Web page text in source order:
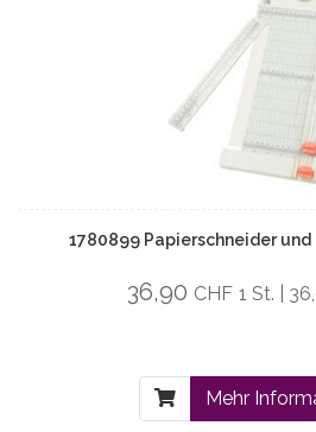
1780899 Papierschneider und
36,90 CHF 1 St. |
Mehr